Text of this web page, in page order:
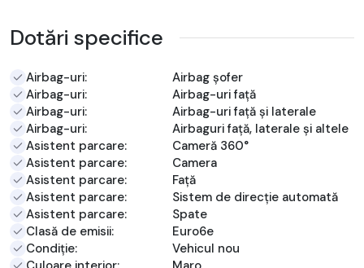
Dotări specifice
Airbag-uri:
Airbag șofer
Airbag-uri:
Airbag-uri față
Airbag-uri:
Airbag-uri față și laterale
Airbag-uri:
Airbaguri față, laterale și altele
Asistent parcare:
Cameră 360°
Asistent parcare:
Camera
Asistent parcare:
Față
Asistent parcare:
Sistem de direcție automată
Asistent parcare:
Spate
Clasă de emisii:
Euro6e
Condiție:
Vehicul nou